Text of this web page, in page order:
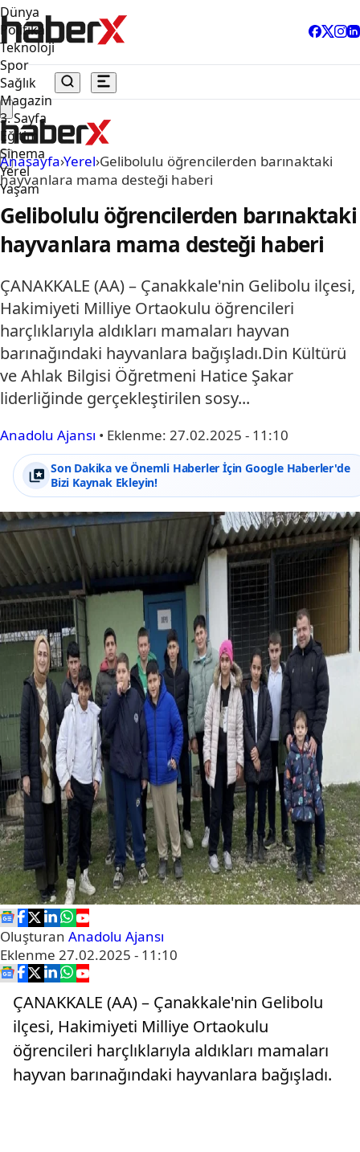
Dünya
Politika
Teknoloji
Spor
Sağlık
Magazin
3. Sayfa
Eğitim
Sinema
Yerel
Yaşam
Anasayfa›Yerel›Gelibolulu öğrencilerden barınaktaki
hayvanlara mama desteği haberi
Gelibolulu öğrencilerden barınaktaki
hayvanlara mama desteği haberi
ÇANAKKALE (AA) – Çanakkale'nin Gelibolu ilçesi,
Hakimiyeti Milliye Ortaokulu öğrencileri
harçlıklarıyla aldıkları mamaları hayvan
barınağındaki hayvanlara bağışladı.Din Kültürü
ve Ahlak Bilgisi Öğretmeni Hatice Şakar
liderliğinde gerçekleştirilen sosy...
Anadolu Ajansı • Eklenme: 27.02.2025 - 11:10
Son Dakika ve Önemli Haberler İçin Google Haberler'de
Bizi Kaynak Ekleyin!
Oluşturan Anadolu Ajansı
Eklenme 27.02.2025 - 11:10
ÇANAKKALE (AA) – Çanakkale'nin Gelibolu
ilçesi, Hakimiyeti Milliye Ortaokulu
öğrencileri harçlıklarıyla aldıkları mamaları
hayvan barınağındaki hayvanlara bağışladı.